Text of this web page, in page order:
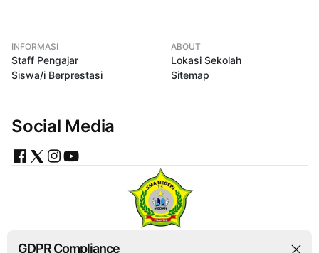
GDPR Compliance
INFORMASI
Staff Pengajar
Siswa/i Berprestasi
ABOUT
Lokasi Sekolah
Sitemap
Social Media